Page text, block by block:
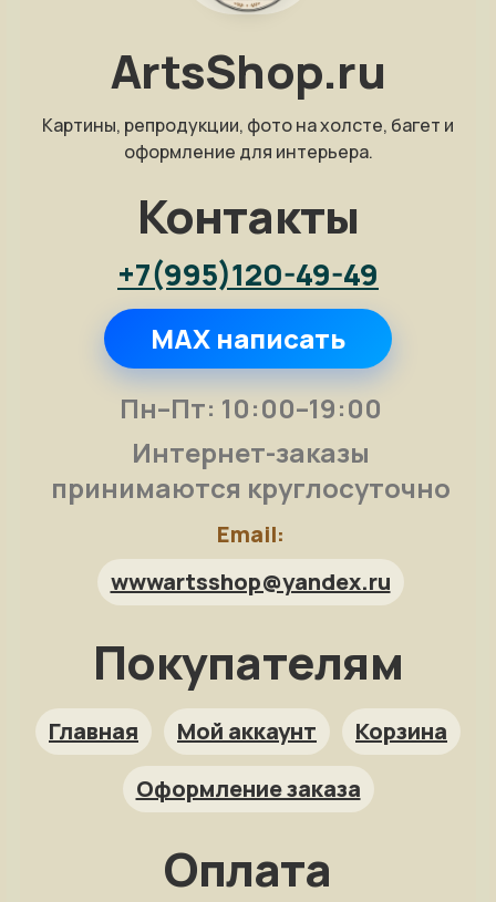
ArtsShop.ru
Картины, репродукции, фото на холсте, багет и
оформление для интерьера.
Контакты
+7(995)120-49-49
MAX написать
Пн–Пт: 10:00–19:00
Интернет-заказы
принимаются круглосуточно
Email:
wwwartsshop@yandex.ru
Покупателям
Главная Мой аккаунт
Корзина
Оформление заказа
Оплата
Арт-помощница
ArtsShop.ru
Репродукция на заказ